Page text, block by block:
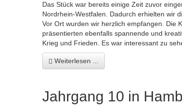
Das Stück war bereits einige Zeit zuvor
Nordrhein-Westfalen. Dadurch erhielten wir
Vor Ort wurden wir herzlich empfangen. Die
präsentierten ebenfalls spannende und
Krieg und Frieden. Es war interessant zu
Weiterlesen ...
Jahrgang 10 in